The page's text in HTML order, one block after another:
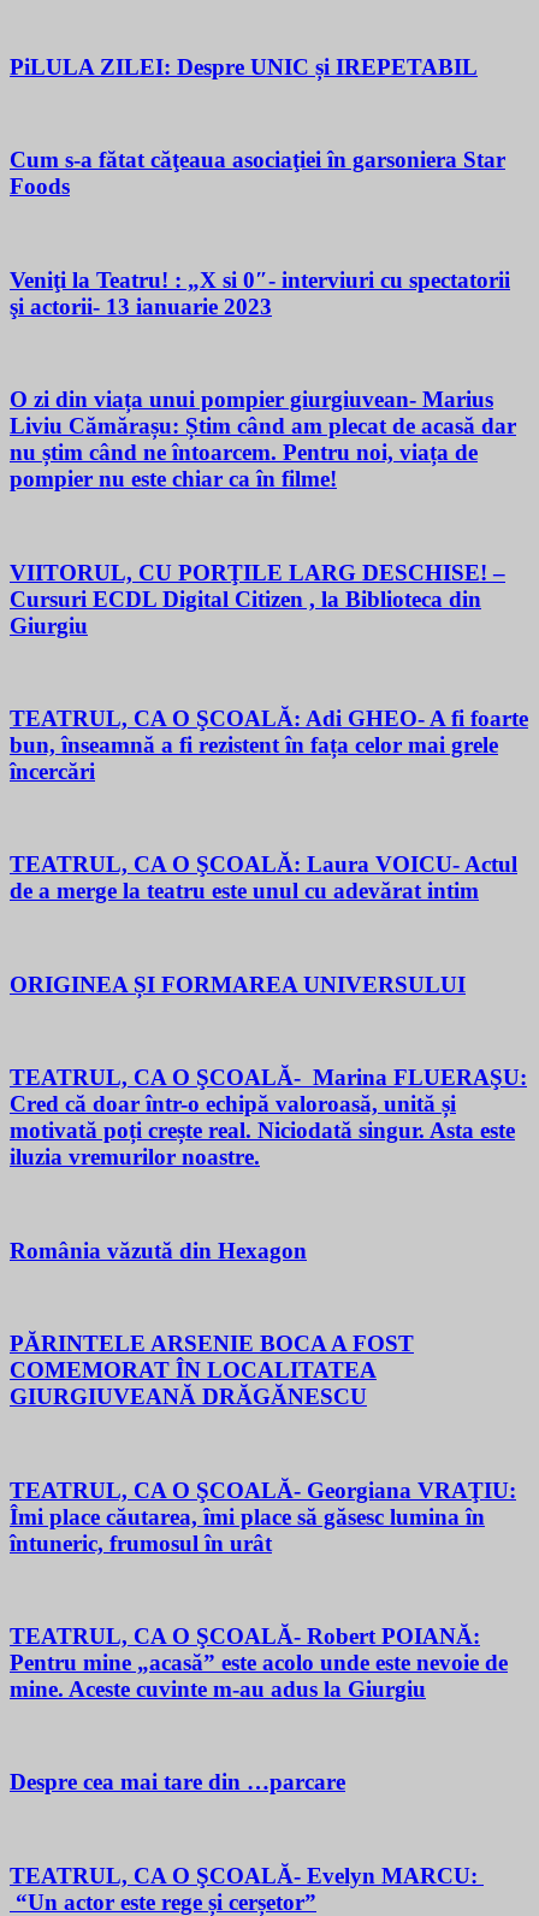
PiLULA ZILEI: Despre UNIC și IREPETABIL
Cum s-a fătat căţeaua asociaţiei în garsoniera Star
Foods
Veniţi la Teatru! : „X si 0″- interviuri cu spectatorii
şi actorii- 13 ianuarie 2023
O zi din viața unui pompier giurgiuvean- Marius
Liviu Cămărașu: Știm când am plecat de acasă dar
nu știm când ne întoarcem. Pentru noi, viața de
pompier nu este chiar ca în filme!
VIITORUL, CU PORŢILE LARG DESCHISE! –
Cursuri ECDL Digital Citizen , la Biblioteca din
Giurgiu
TEATRUL, CA O ŞCOALĂ: Adi GHEO- A fi foarte
bun, înseamnă a fi rezistent în fața celor mai grele
încercări
TEATRUL, CA O ŞCOALĂ: Laura VOICU- Actul
de a merge la teatru este unul cu adevărat intim
ORIGINEA ȘI FORMAREA UNIVERSULUI
TEATRUL, CA O ŞCOALĂ- Marina FLUERAŞU:
Cred că doar într-o echipă valoroasă, unită și
motivată poți crește real. Niciodată singur. Asta este
iluzia vremurilor noastre.
România văzută din Hexagon
PĂRINTELE ARSENIE BOCA A FOST
COMEMORAT ÎN LOCALITATEA
GIURGIUVEANĂ DRĂGĂNESCU
TEATRUL, CA O ŞCOALĂ- Georgiana VRAŢIU:
Îmi place căutarea, îmi place să găsesc lumina în
întuneric, frumosul în urât
TEATRUL, CA O ŞCOALĂ- Robert POIANĂ:
Pentru mine „acasă” este acolo unde este nevoie de
mine. Aceste cuvinte m-au adus la Giurgiu
Despre cea mai tare din …parcare
TEATRUL, CA O ŞCOALĂ- Evelyn MARCU:
“Un actor este rege și cerșetor”